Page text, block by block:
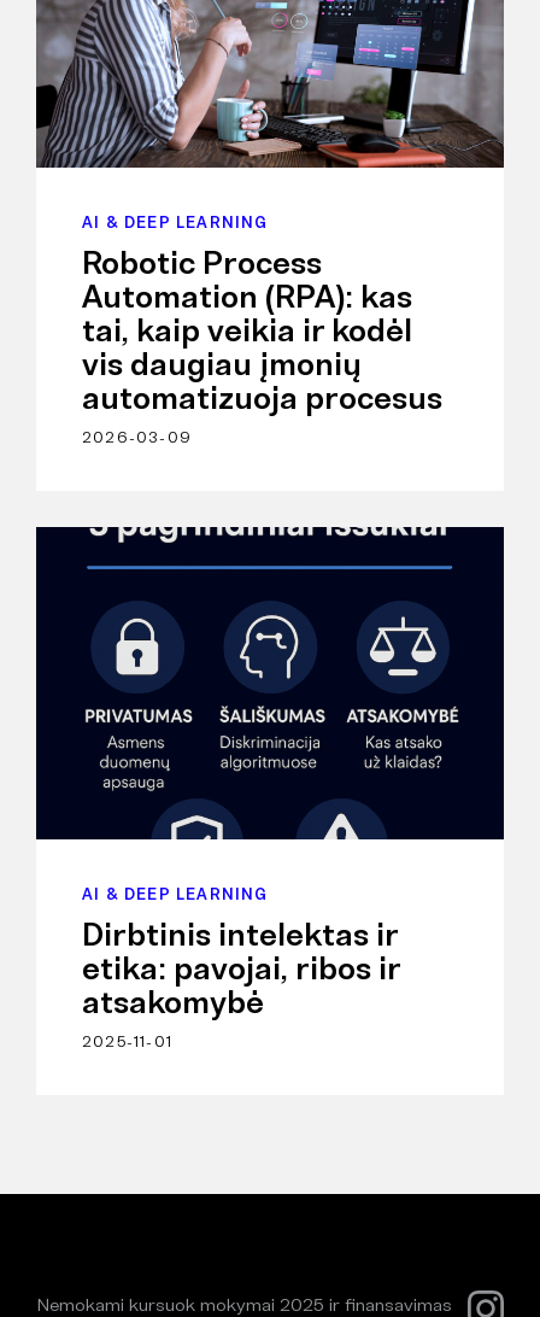
AI & DEEP LEARNING
Robotic Process
Automation (RPA): kas
tai, kaip veikia ir kodėl
vis daugiau įmonių
automatizuoja procesus
2026-03-09
AI & DEEP LEARNING
Dirbtinis intelektas ir
etika: pavojai, ribos ir
atsakomybė
2025-11-01
Nemokami kursuok mokymai 2025 ir finansavimas